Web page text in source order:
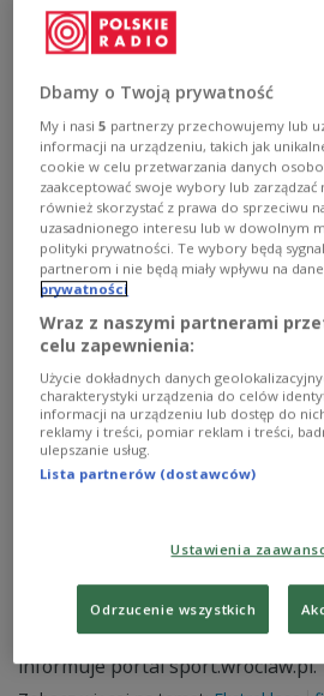
Polkomtel ma zapłacić
Urząd Ochrony Konkurencji i
operator telefonii komórkowej
konsumentów w błąd.
Zobacz więcej na temat:play
Miliarder wycofuje się ze
Zygmunt Solorz chce zawiesić
Wrocław. Nie chce jednak pozbyć
informuje portal sport.wroclaw.pl.
Dbamy o Twoją prywatność
My i nasi5 partnerzy przechowujemy lub
informacji na urządzeniu, takich jak
cookie w celu przetwarzania danych
zaakceptować swoje wybory lub zarządzać
również skorzystać z prawa do sprzeciwu
uzasadnionego interesu lub w dowolnym
polityki prywatności. Te wybory będą
partnerom i nie będą miały wpływu na
prywatności
Wraz z naszymi partnerami
celu zapewnienia:
Użycie dokładnych danych
charakterystyki urządzenia do celów
informacji na urządzeniu lub dostęp do
reklamy i treści, pomiar reklam i treści,
ulepszanie usług.
Lista partnerów (dostawców)
Ustawienia
Odrzucenie wszystkich